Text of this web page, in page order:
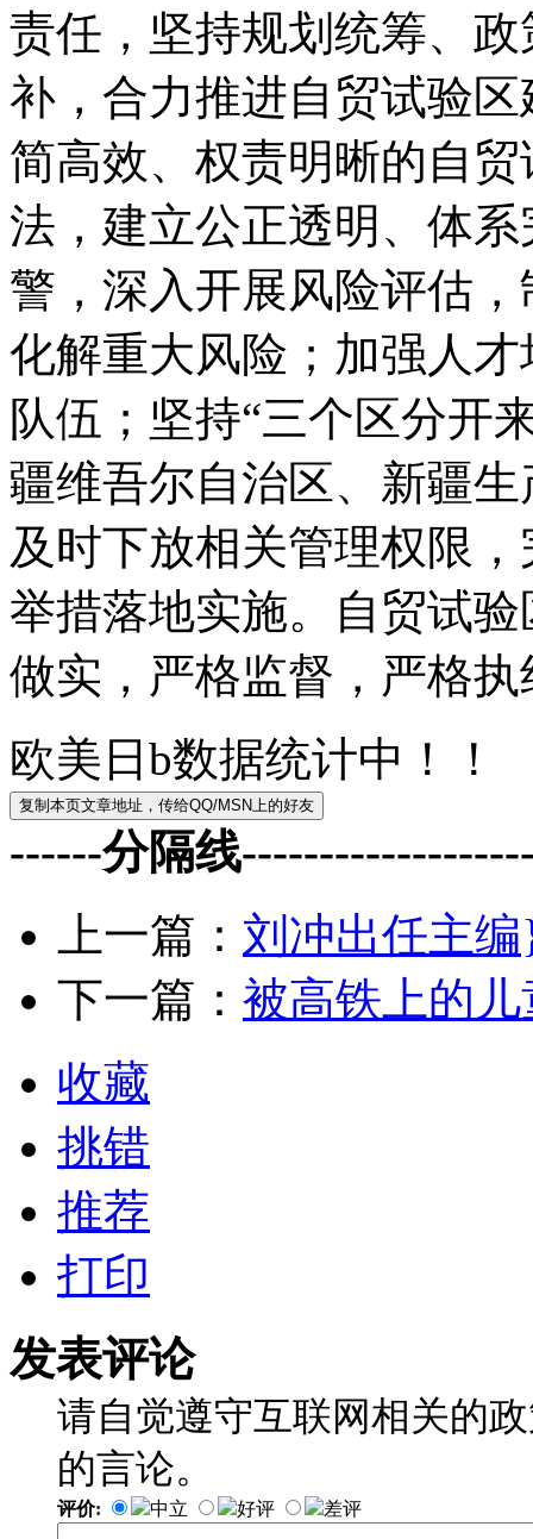
责任，坚持规划统筹、
补，合力推进自贸试验
简高效、权责明晰的自
法，建立公正透明、体
警，深入开展风险评估
化解重大风险；加强人
队伍；坚持“三个区分开
疆维吾尔自治区、新疆
及时下放相关管理权限
举措落地实施。自贸试
做实，严格监督，严格
欧美日b数据统计中！！
------分隔线
上一篇： 刘冲出任主
下一篇： 被高铁上的
收藏
挑错
推荐
打印
发表评论
请自觉遵守互联网相关的
的言论。
评价: 中立 好评 差评